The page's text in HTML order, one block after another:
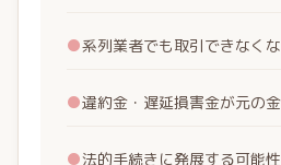
●系列業者でも取引できなく
●違約金・遅延損害金が元の
●法的手続きに発展する可能